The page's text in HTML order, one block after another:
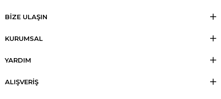
BİZE ULAŞIN
KURUMSAL
YARDIM
ALIŞVERİŞ